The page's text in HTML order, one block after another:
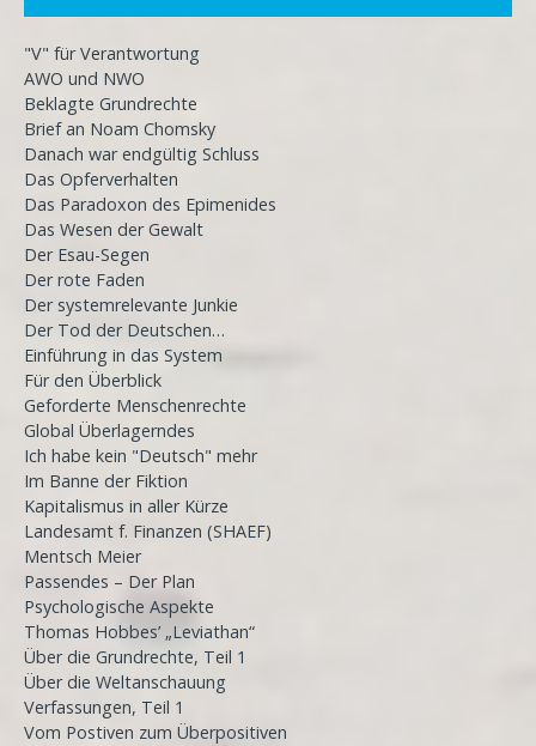
"V" für Verantwortung
AWO und NWO
Beklagte Grundrechte
Brief an Noam Chomsky
Danach war endgültig Schluss
Das Opferverhalten
Das Paradoxon des Epimenides
Das Wesen der Gewalt
Der Esau-Segen
Der rote Faden
Der systemrelevante Junkie
Der Tod der Deutschen…
Einführung in das System
Für den Überblick
Geforderte Menschenrechte
Global Überlagerndes
Ich habe kein "Deutsch" mehr
Im Banne der Fiktion
Kapitalismus in aller Kürze
Landesamt f. Finanzen (SHAEF)
Mentsch Meier
Passendes – Der Plan
Psychologische Aspekte
Thomas Hobbes’ „Leviathan“
Über die Grundrechte, Teil 1
Über die Weltanschauung
Verfassungen, Teil 1
Vom Postiven zum Überpositiven